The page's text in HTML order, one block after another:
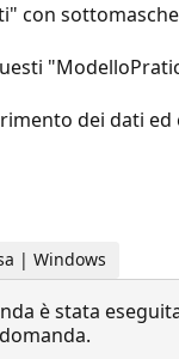
con
dei dati
| Windows
è stata